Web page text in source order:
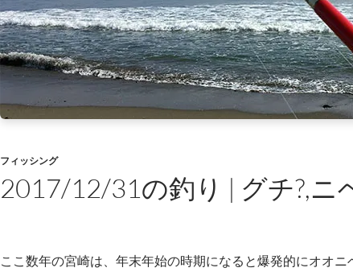
フィッシング
2017/12/31の釣り | グチ?,ニ
ここ数年の宮崎は、年末年始の時期になると爆発的にオオ